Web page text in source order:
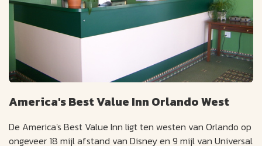
America's Best Value Inn Orlando West
De America's Best Value Inn ligt ten westen van Orlando op
ongeveer 18 mijl afstand van Disney en 9 mijl van Universal